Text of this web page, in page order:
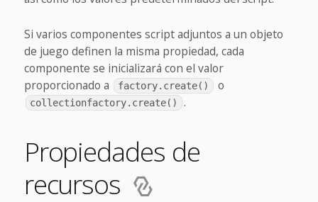
Si varios componentes script adjuntos a un objeto
de juego definen la misma propiedad, cada
componente se inicializará con el valor
proporcionado a
factory.create() o
collectionfactory.create() .
Propiedades de
recursos